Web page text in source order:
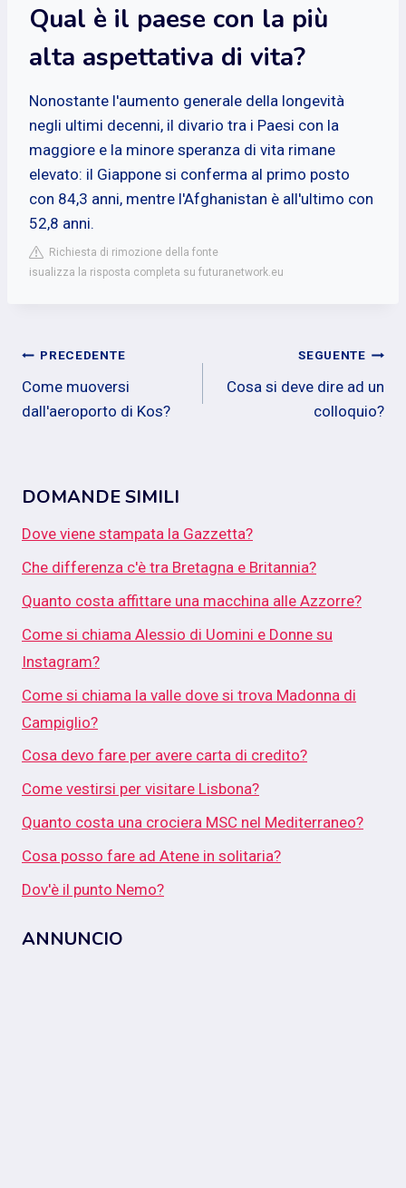
Qual è il paese con la più
alta aspettativa di vita?
Nonostante l'aumento generale della longevità
negli ultimi decenni, il divario tra i Paesi con la
maggiore e la minore speranza di vita rimane
elevato: il Giappone si conferma al primo posto
con 84,3 anni, mentre l'Afghanistan è all'ultimo con
52,8 anni.
Richiesta di rimozione della fonte
isualizza la risposta completa su futuranetwork.eu
Navigazione
articoli
PRECEDENTE
Come muoversi
dall'aeroporto di Kos?
SEGUENTE
Cosa si deve dire ad un
colloquio?
DOMANDE SIMILI
Dove viene stampata la Gazzetta?
Che differenza c'è tra Bretagna e Britannia?
Quanto costa affittare una macchina alle Azzorre?
Come si chiama Alessio di Uomini e Donne su
Instagram?
Come si chiama la valle dove si trova Madonna di
Campiglio?
Cosa devo fare per avere carta di credito?
Come vestirsi per visitare Lisbona?
Quanto costa una crociera MSC nel Mediterraneo?
Cosa posso fare ad Atene in solitaria?
Dov'è il punto Nemo?
ANNUNCIO